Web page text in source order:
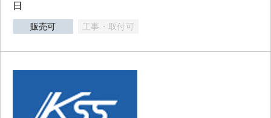
日
販売可 工事・取付可